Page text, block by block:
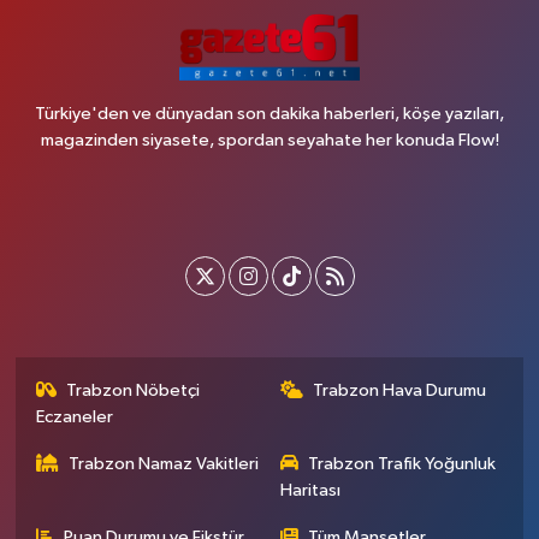
Türkiye'den ve dünyadan son dakika haberleri, köşe yazıları,
magazinden siyasete, spordan seyahate her konuda Flow!
Trabzon Nöbetçi
Eczaneler
Trabzon Hava Durumu
Trabzon Namaz Vakitleri
Trabzon Trafik Yoğunluk
Haritası